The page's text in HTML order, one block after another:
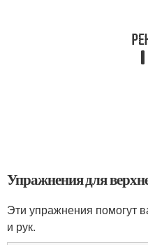
Упражнения для
Эти упражнения помогут
и рук.